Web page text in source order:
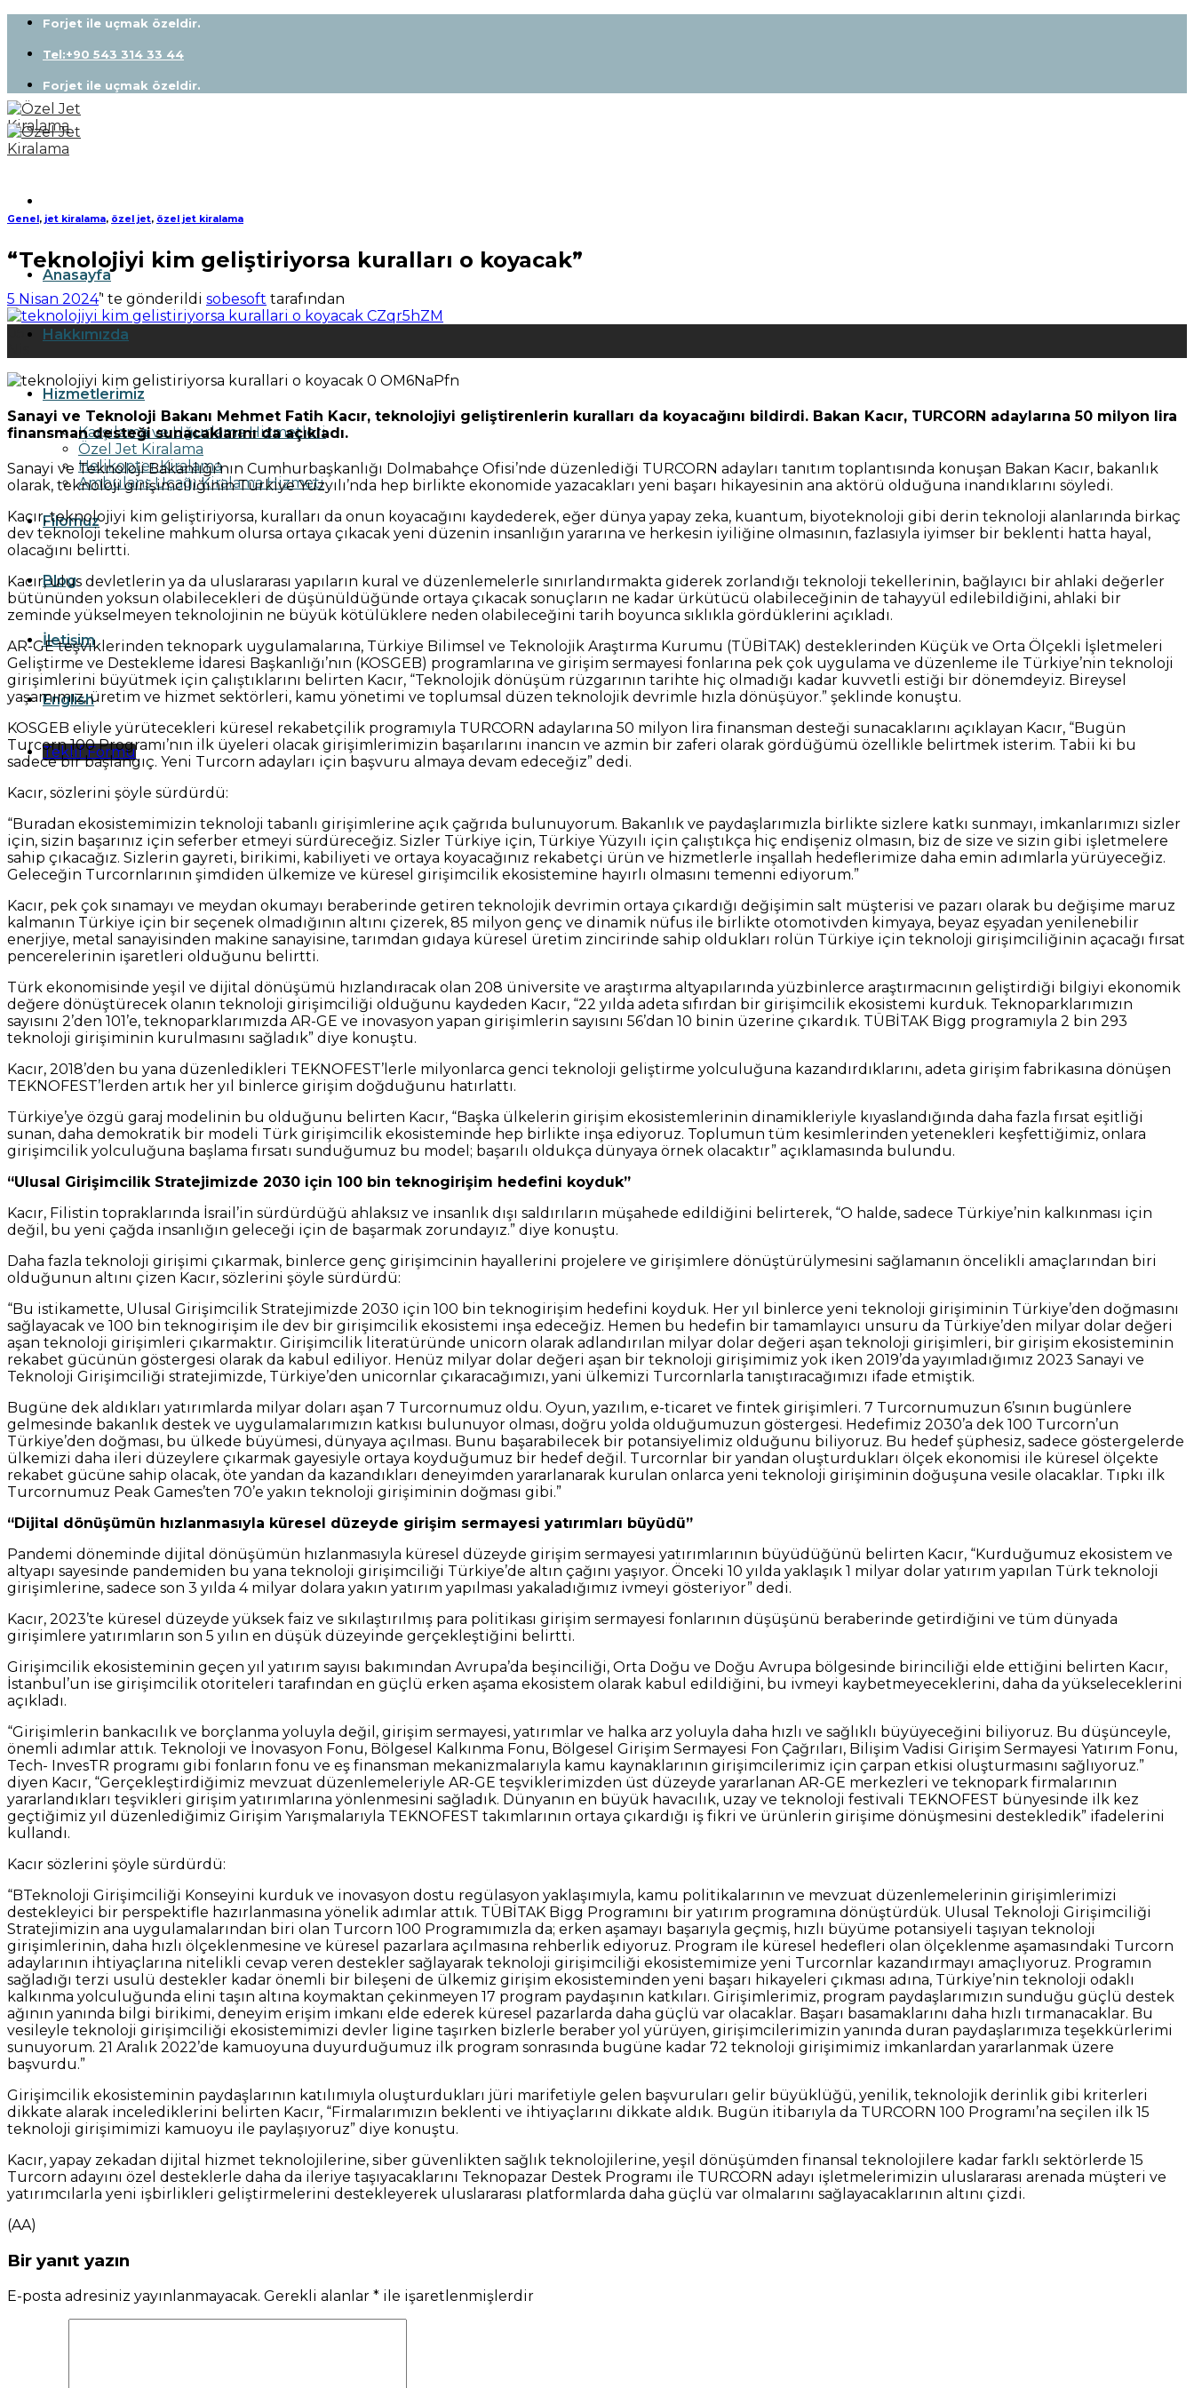
Skip
content
Forjet ile uçmak özeldir.
Tel:+90 543 314 33 44
Forjet ile uçmak özeldir.
Anasayfa
Hakkımızda
Hizmetlerimiz
Karşılama ve Uğurlama Hizmetleri
Özel Jet Kiralama
Helikopter Kiralama
Ambulans Uçağı Kiralama Hizmeti
Filomuz
Blog
İletişim
English
Teklif Formu
Genel, jet kiralama, özel jet, özel jet kiralama
“Teknolojiyi kim geliştiriyorsa kuralları o koyacak”
5 Nisan 2024’' te gönderildi sobesoft tarafından
Sanayi ve Teknoloji Bakanı Mehmet Fatih Kacır, teknolojiyi geliştirenlerin kuralları da koyacağını bildirdi. Bakan Kacır, TURCORN adaylarına 50 milyon lira
finansman desteği sunacaklarını da açıkladı.
Sanayi ve Teknoloji Bakanlığı’nın Cumhurbaşkanlığı Dolmabahçe Ofisi’nde düzenlediği TURCORN adayları tanıtım toplantısında konuşan Bakan Kacır, bakanlık
olarak, teknoloji girişimciliğinin Türkiye Yüzyılı’nda hep birlikte ekonomide yazacakları yeni başarı hikayesinin ana aktörü olduğuna inandıklarını söyledi.
Kacır, teknolojiyi kim geliştiriyorsa, kuralları da onun koyacağını kaydederek, eğer dünya yapay zeka, kuantum, biyoteknoloji gibi derin teknoloji alanlarında birkaç
dev teknoloji tekeline mahkum olursa ortaya çıkacak yeni düzenin insanlığın yararına ve herkesin iyiliğine olmasının, fazlasıyla iyimser bir beklenti hatta hayal,
olacağını belirtti.
Kacır, ulus devletlerin ya da uluslararası yapıların kural ve düzenlemelerle sınırlandırmakta giderek zorlandığı teknoloji tekellerinin, bağlayıcı bir ahlaki değerler
bütününden yoksun olabilecekleri de düşünüldüğünde ortaya çıkacak sonuçların ne kadar ürkütücü olabileceğinin de tahayyül edilebildiğini, ahlaki bir
zeminde yükselmeyen teknolojinin ne büyük kötülüklere neden olabileceğini tarih boyunca sıklıkla gördüklerini açıkladı.
AR-GE teşviklerinden teknopark uygulamalarına, Türkiye Bilimsel ve Teknolojik Araştırma Kurumu (TÜBİTAK) desteklerinden Küçük ve Orta Ölçekli İşletmeleri
Geliştirme ve Destekleme İdaresi Başkanlığı’nın (KOSGEB) programlarına ve girişim sermayesi fonlarına pek çok uygulama ve düzenleme ile Türkiye’nin teknoloji
girişimlerini büyütmek için çalıştıklarını belirten Kacır, “Teknolojik dönüşüm rüzgarının tarihte hiç olmadığı kadar kuvvetli estiği bir dönemdeyiz. Bireysel
yaşamımız, üretim ve hizmet sektörleri, kamu yönetimi ve toplumsal düzen teknolojik devrimle hızla dönüşüyor.” şeklinde konuştu.
KOSGEB eliyle yürütecekleri küresel rekabetçilik programıyla TURCORN adaylarına 50 milyon lira finansman desteği sunacaklarını açıklayan Kacır, “Bugün
Turcorn 100 Programı’nın ilk üyeleri olacak girişimlerimizin başarılarını inancın ve azmin bir zaferi olarak gördüğümü özellikle belirtmek isterim. Tabii ki bu
sadece bir başlangıç. Yeni Turcorn adayları için başvuru almaya devam edeceğiz” dedi.
Kacır, sözlerini şöyle sürdürdü:
“Buradan ekosistemimizin teknoloji tabanlı girişimlerine açık çağrıda bulunuyorum. Bakanlık ve paydaşlarımızla birlikte sizlere katkı sunmayı, imkanlarımızı sizler
için, sizin başarınız için seferber etmeyi sürdüreceğiz. Sizler Türkiye için, Türkiye Yüzyılı için çalıştıkça hiç endişeniz olmasın, biz de size ve sizin gibi işletmelere
sahip çıkacağız. Sizlerin gayreti, birikimi, kabiliyeti ve ortaya koyacağınız rekabetçi ürün ve hizmetlerle inşallah hedeflerimize daha emin adımlarla yürüyeceğiz.
Geleceğin Turcornlarının şimdiden ülkemize ve küresel girişimcilik ekosistemine hayırlı olmasını temenni ediyorum.”
Kacır, pek çok sınamayı ve meydan okumayı beraberinde getiren teknolojik devrimin ortaya çıkardığı değişimin salt müşterisi ve pazarı olarak bu değişime maruz
kalmanın Türkiye için bir seçenek olmadığının altını çizerek, 85 milyon genç ve dinamik nüfus ile birlikte otomotivden kimyaya, beyaz eşyadan yenilenebilir
enerjiye, metal sanayisinden makine sanayisine, tarımdan gıdaya küresel üretim zincirinde sahip oldukları rolün Türkiye için teknoloji girişimciliğinin açacağı fırsat
pencerelerinin işaretleri olduğunu belirtti.
Türk ekonomisinde yeşil ve dijital dönüşümü hızlandıracak olan 208 üniversite ve araştırma altyapılarında yüzbinlerce araştırmacının geliştirdiği bilgiyi ekonomik
değere dönüştürecek olanın teknoloji girişimciliği olduğunu kaydeden Kacır, “22 yılda adeta sıfırdan bir girişimcilik ekosistemi kurduk. Teknoparklarımızın
sayısını 2’den 101’e, teknoparklarımızda AR-GE ve inovasyon yapan girişimlerin sayısını 56’dan 10 binin üzerine çıkardık. TÜBİTAK Bigg programıyla 2 bin 293
teknoloji girişiminin kurulmasını sağladık” diye konuştu.
Kacır, 2018’den bu yana düzenledikleri TEKNOFEST’lerle milyonlarca genci teknoloji geliştirme yolculuğuna kazandırdıklarını, adeta girişim fabrikasına dönüşen
TEKNOFEST’lerden artık her yıl binlerce girişim doğduğunu hatırlattı.
Türkiye’ye özgü garaj modelinin bu olduğunu belirten Kacır, “Başka ülkelerin girişim ekosistemlerinin dinamikleriyle kıyaslandığında daha fazla fırsat eşitliği
sunan, daha demokratik bir modeli Türk girişimcilik ekosisteminde hep birlikte inşa ediyoruz. Toplumun tüm kesimlerinden yetenekleri keşfettiğimiz, onlara
girişimcilik yolculuğuna başlama fırsatı sunduğumuz bu model; başarılı oldukça dünyaya örnek olacaktır” açıklamasında bulundu.
“Ulusal Girişimcilik Stratejimizde 2030 için 100 bin teknogirişim hedefini koyduk”
Kacır, Filistin topraklarında İsrail’in sürdürdüğü ahlaksız ve insanlık dışı saldırıların müşahede edildiğini belirterek, “O halde, sadece Türkiye’nin kalkınması için
değil, bu yeni çağda insanlığın geleceği için de başarmak zorundayız.” diye konuştu.
Daha fazla teknoloji girişimi çıkarmak, binlerce genç girişimcinin hayallerini projelere ve girişimlere dönüştürülymesini sağlamanın öncelikli amaçlarından biri
olduğunun altını çizen Kacır, sözlerini şöyle sürdürdü:
“Bu istikamette, Ulusal Girişimcilik Stratejimizde 2030 için 100 bin teknogirişim hedefini koyduk. Her yıl binlerce yeni teknoloji girişiminin Türkiye’den doğmasını
sağlayacak ve 100 bin teknogirişim ile dev bir girişimcilik ekosistemi inşa edeceğiz. Hemen bu hedefin bir tamamlayıcı unsuru da Türkiye’den milyar dolar değeri
aşan teknoloji girişimleri çıkarmaktır. Girişimcilik literatüründe unicorn olarak adlandırılan milyar dolar değeri aşan teknoloji girişimleri, bir girişim ekosisteminin
rekabet gücünün göstergesi olarak da kabul ediliyor. Henüz milyar dolar değeri aşan bir teknoloji girişimimiz yok iken 2019’da yayımladığımız 2023 Sanayi ve
Teknoloji Girişimciliği stratejimizde, Türkiye’den unicornlar çıkaracağımızı, yani ülkemizi Turcornlarla tanıştıracağımızı ifade etmiştik.
Bugüne dek aldıkları yatırımlarda milyar doları aşan 7 Turcornumuz oldu. Oyun, yazılım, e-ticaret ve fintek girişimleri. 7 Turcornumuzun 6’sının bugünlere
gelmesinde bakanlık destek ve uygulamalarımızın katkısı bulunuyor olması, doğru yolda olduğumuzun göstergesi. Hedefimiz 2030’a dek 100 Turcorn’un
Türkiye’den doğması, bu ülkede büyümesi, dünyaya açılması. Bunu başarabilecek bir potansiyelimiz olduğunu biliyoruz. Bu hedef şüphesiz, sadece göstergelerde
ülkemizi daha ileri düzeylere çıkarmak gayesiyle ortaya koyduğumuz bir hedef değil. Turcornlar bir yandan oluşturdukları ölçek ekonomisi ile küresel ölçekte
rekabet gücüne sahip olacak, öte yandan da kazandıkları deneyimden yararlanarak kurulan onlarca yeni teknoloji girişiminin doğuşuna vesile olacaklar. Tıpkı ilk
Turcornumuz Peak Games’ten 70’e yakın teknoloji girişiminin doğması gibi.”
“Dijital dönüşümün hızlanmasıyla küresel düzeyde girişim sermayesi yatırımları büyüdü”
Pandemi döneminde dijital dönüşümün hızlanmasıyla küresel düzeyde girişim sermayesi yatırımlarının büyüdüğünü belirten Kacır, “Kurduğumuz ekosistem ve
altyapı sayesinde pandemiden bu yana teknoloji girişimciliği Türkiye’de altın çağını yaşıyor. Önceki 10 yılda yaklaşık 1 milyar dolar yatırım yapılan Türk teknoloji
girişimlerine, sadece son 3 yılda 4 milyar dolara yakın yatırım yapılması yakaladığımız ivmeyi gösteriyor” dedi.
Kacır, 2023’te küresel düzeyde yüksek faiz ve sıkılaştırılmış para politikası girişim sermayesi fonlarının düşüşünü beraberinde getirdiğini ve tüm dünyada
girişimlere yatırımların son 5 yılın en düşük düzeyinde gerçekleştiğini belirtti.
Girişimcilik ekosisteminin geçen yıl yatırım sayısı bakımından Avrupa’da beşinciliği, Orta Doğu ve Doğu Avrupa bölgesinde birinciliği elde ettiğini belirten Kacır,
İstanbul’un ise girişimcilik otoriteleri tarafından en güçlü erken aşama ekosistem olarak kabul edildiğini, bu ivmeyi kaybetmeyeceklerini, daha da yükseleceklerini
açıkladı.
“Girişimlerin bankacılık ve borçlanma yoluyla değil, girişim sermayesi, yatırımlar ve halka arz yoluyla daha hızlı ve sağlıklı büyüyeceğini biliyoruz. Bu düşünceyle,
önemli adımlar attık. Teknoloji ve İnovasyon Fonu, Bölgesel Kalkınma Fonu, Bölgesel Girişim Sermayesi Fon Çağrıları, Bilişim Vadisi Girişim Sermayesi Yatırım Fonu,
Tech- InvesTR programı gibi fonların fonu ve eş finansman mekanizmalarıyla kamu kaynaklarının girişimcilerimiz için çarpan etkisi oluşturmasını sağlıyoruz.”
diyen Kacır, “Gerçekleştirdiğimiz mevzuat düzenlemeleriyle AR-GE teşviklerimizden üst düzeyde yararlanan AR-GE merkezleri ve teknopark firmalarının
yararlandıkları teşvikleri girişim yatırımlarına yönlenmesini sağladık. Dünyanın en büyük havacılık, uzay ve teknoloji festivali TEKNOFEST bünyesinde ilk kez
geçtiğimiz yıl düzenlediğimiz Girişim Yarışmalarıyla TEKNOFEST takımlarının ortaya çıkardığı iş fikri ve ürünlerin girişime dönüşmesini destekledik” ifadelerini
kullandı.
Kacır sözlerini şöyle sürdürdü:
“BTeknoloji Girişimciliği Konseyini kurduk ve inovasyon dostu regülasyon yaklaşımıyla, kamu politikalarının ve mevzuat düzenlemelerinin girişimlerimizi
destekleyici bir perspektifle hazırlanmasına yönelik adımlar attık. TÜBİTAK Bigg Programını bir yatırım programına dönüştürdük. Ulusal Teknoloji Girişimciliği
Stratejimizin ana uygulamalarından biri olan Turcorn 100 Programımızla da; erken aşamayı başarıyla geçmiş, hızlı büyüme potansiyeli taşıyan teknoloji
girişimlerinin, daha hızlı ölçeklenmesine ve küresel pazarlara açılmasına rehberlik ediyoruz. Program ile küresel hedefleri olan ölçeklenme aşamasındaki Turcorn
adaylarının ihtiyaçlarına nitelikli cevap veren destekler sağlayarak teknoloji girişimciliği ekosistemimize yeni Turcornlar kazandırmayı amaçlıyoruz. Programın
sağladığı terzi usulü destekler kadar önemli bir bileşeni de ülkemiz girişim ekosisteminden yeni başarı hikayeleri çıkması adına, Türkiye’nin teknoloji odaklı
kalkınma yolculuğunda elini taşın altına koymaktan çekinmeyen 17 program paydaşının katkıları. Girişimlerimiz, program paydaşlarımızın sunduğu güçlü destek
ağının yanında bilgi birikimi, deneyim erişim imkanı elde ederek küresel pazarlarda daha güçlü var olacaklar. Başarı basamaklarını daha hızlı tırmanacaklar. Bu
vesileyle teknoloji girişimciliği ekosistemimizi devler ligine taşırken bizlerle beraber yol yürüyen, girişimcilerimizin yanında duran paydaşlarımıza teşekkürlerimi
sunuyorum. 21 Aralık 2022’de kamuoyuna duyurduğumuz ilk program sonrasında bugüne kadar 72 teknoloji girişimimiz imkanlardan yararlanmak üzere
başvurdu.”
Girişimcilik ekosisteminin paydaşlarının katılımıyla oluşturdukları jüri marifetiyle gelen başvuruları gelir büyüklüğü, yenilik, teknolojik derinlik gibi kriterleri
dikkate alarak incelediklerini belirten Kacır, “Firmalarımızın beklenti ve ihtiyaçlarını dikkate aldık. Bugün itibarıyla da TURCORN 100 Programı’na seçilen ilk 15
teknoloji girişimimizi kamuoyu ile paylaşıyoruz” diye konuştu.
Kacır, yapay zekadan dijital hizmet teknolojilerine, siber güvenlikten sağlık teknolojilerine, yeşil dönüşümden finansal teknolojilere kadar farklı sektörlerde 15
Turcorn adayını özel desteklerle daha da ileriye taşıyacaklarını Teknopazar Destek Programı ile TURCORN adayı işletmelerimizin uluslararası arenada müşteri ve
yatırımcılarla yeni işbirlikleri geliştirmelerini destekleyerek uluslararası platformlarda daha güçlü var olmalarını sağlayacaklarının altını çizdi.
(AA)
Bir yanıt yazın
E-posta adresiniz yayınlanmayacak. Gerekli alanlar * ile işaretlenmişlerdir